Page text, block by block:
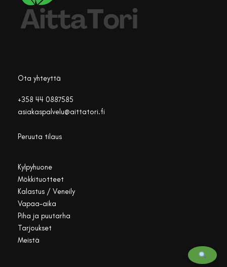
Ota yhteyttä
+358 44 0887585
asiakaspalvelu@aittatori.fi
Peruuta tilaus
Kylpyhuone
Mökkituotteet
Kalastus / Veneily
Vapaa-aika
Piha ja puutarha
Tarjoukset
Meistä